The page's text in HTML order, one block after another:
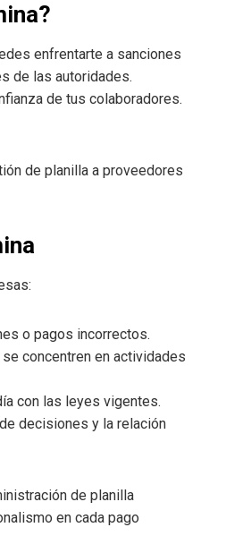
enfrentarte a sanciones
de las autoridades.
de tus colaboradores.
de planilla a proveedores
o pagos incorrectos.
concentren en actividades
con las leyes vigentes.
decisiones y la relación
de planilla
en cada pago